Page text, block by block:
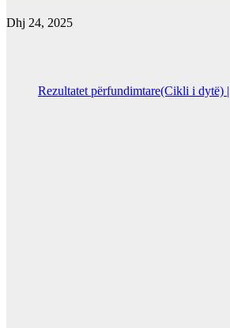
Dhj 24, 2025
Rezultatet përfundimtare(Cikli i dytë)